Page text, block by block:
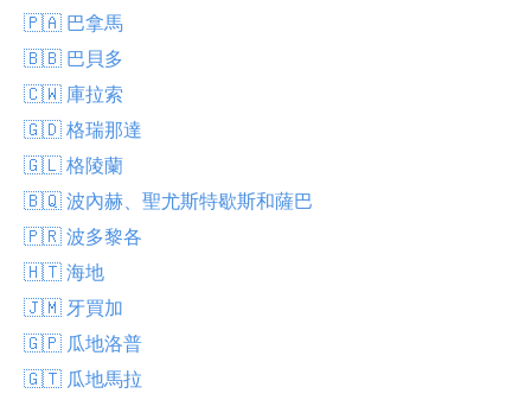
🇵🇦 巴拿馬
🇧🇧 巴貝多
🇨🇼 庫拉索
🇬🇩 格瑞那達
🇬🇱 格陵蘭
🇧🇶 波內赫、聖尤斯特歇斯和薩巴
🇵🇷 波多黎各
🇭🇹 海地
🇯🇲 牙買加
🇬🇵 瓜地洛普
🇬🇹 瓜地馬拉